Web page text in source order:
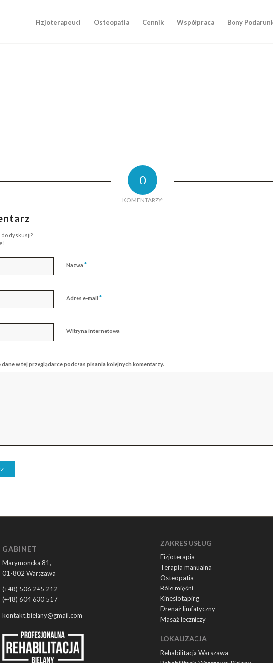
Fizjoterapeuci Osteopatia Cennik Współpraca Bony
0
KOMENTARZY:
do dyskusji?
Nazwa *
Adres e-mail *
Witryna internetowa
dane w tej przeglądarce podczas pisania kolejnych komentarzy.
GABINET
Marymoncka 81,
01-802 Warszawa
(+48) 506 245 212
(+48) 604 630 517
kontakt.bielany@gmail.com
ZAKRES USŁUG
Fizjoterapia
Terapia manualna
Osteopatia
Bóle mięśni
Kinesiotaping
Drenaż limfatyczny
Masaż leczniczy
LOKALIZACJA
Rehabilitacja Warszawa